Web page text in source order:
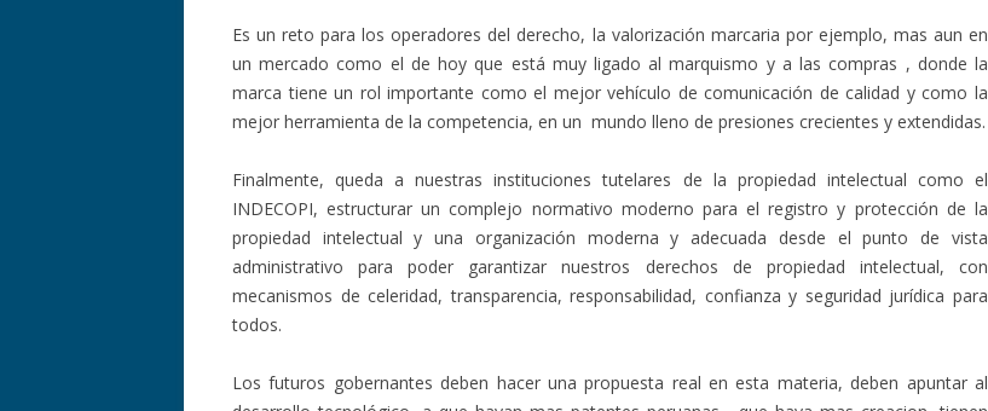
Es un reto para los operadores del derecho, la valorización marcaria por ejemplo, mas aun en
un mercado como el de hoy que está muy ligado al marquismo y a las compras , donde la
marca tiene un rol importante como el mejor vehículo de comunicación de calidad y como la
mejor herramienta de la competencia, en un mundo lleno de presiones crecientes y extendidas.
Finalmente, queda a nuestras instituciones tutelares de la propiedad intelectual como el
INDECOPI, estructurar un complejo normativo moderno para el registro y protección de la
propiedad intelectual y una organización moderna y adecuada desde el punto de vista
administrativo para poder garantizar nuestros derechos de propiedad intelectual, con
mecanismos de celeridad, transparencia, responsabilidad, confianza y seguridad jurídica para
todos.
Los futuros gobernantes deben hacer una propuesta real en esta materia, deben apuntar al